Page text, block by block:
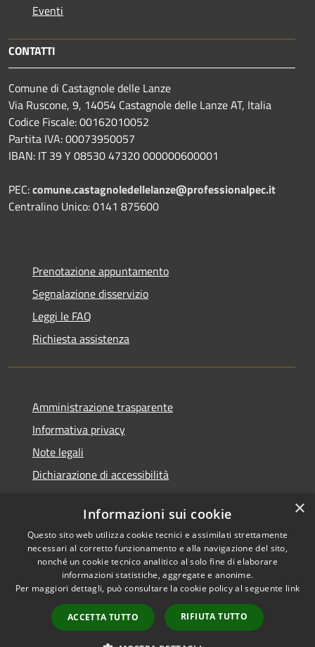
Eventi
CONTATTI
Comune di Castagnole delle Lanze
Via Ruscone, 9, 14054 Castagnole delle Lanze AT, Italia
Codice Fiscale: 00162010052
Partita IVA: 00073950057
IBAN: IT 39 Y 08530 47320 000000600001
PEC:comune.castagnoledellelanze@professionalpec.it
Centralino Unico: 0141 875600
Prenotazione appuntamento
Segnalazione disservizio
Leggi le FAQ
Richiesta assistenza
Amministrazione trasparente
Informativa privacy
Note legali
Dichiarazione di accessibilità
RSS
Accessibilità
Cookie
Mappa del sito
Numeri Utili
Comune convenzionato
Astigov
Progetto|Convenzione|
Adesioni
•Accesso redazione
×
Informazioni sui cookie
Questo sito web utilizza cookie tecnici e assimilati strettamente
necessari al corretto funzionamento e alla navigazione del sito,
nonché un cookie tecnico analitico al solo fine di elaborare
informazioni statistiche, aggregate e anonime.
Per maggiori dettagli, può consultare la cookie policy al seguente link
ACCETTA TUTTO RIFIUTA TUTTO